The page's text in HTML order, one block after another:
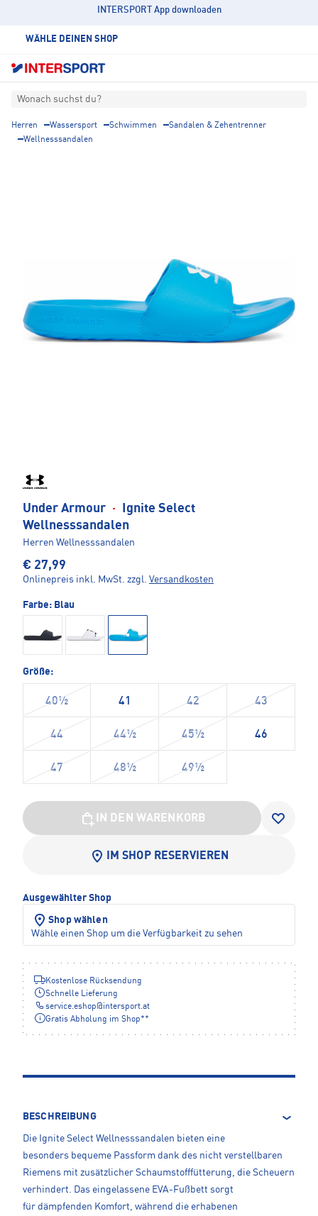
INTERSPORT App downloaden
WÄHLE DEINEN SHOP
Wonach suchst du?
Herren Wassersport Schwimmen
Sandalen & Zehentrenner
Wellnesssandalen
Under Armour ·
Ignite Select
Wellnesssandalen
Herren Wellnesssandalen
€ 27,99
Onlinepreis inkl. MwSt. zzgl. Versandkosten
Farbe: Blau
Größe:
40½ 41 42 43
44 44½ 45½ 46
47 48½ 49½
IN DEN WARENKORB
IM SHOP RESERVIEREN
Ausgewählter Shop
Shop wählen
Wähle einen Shop um die Verfügbarkeit zu sehen
Kostenlose Rücksendung
Schnelle Lieferung
service.eshop@intersport.at
Gratis Abholung im Shop**
BESCHREIBUNG
Die Ignite Select Wellnesssandalen bieten eine
besonders bequeme Passform dank des nicht verstellbaren
Riemens mit zusätzlicher Schaumstofffütterung, die Scheuern
verhindert. Das eingelassene EVA-Fußbett sorgt
für dämpfenden Komfort, während die erhabenen